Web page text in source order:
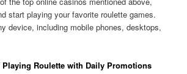
start playing your favorite roulette games.
device, including mobile phones, desktops,
Playing Roulette with Daily Promotions